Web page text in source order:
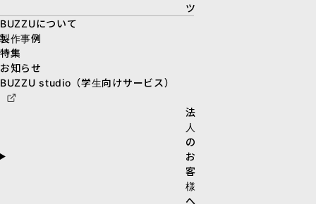
ツ
BUZZUについて
製作事例
特集
お知らせ
BUZZU studio（学生向けサービス）
法
人
の
お
客
様
へ